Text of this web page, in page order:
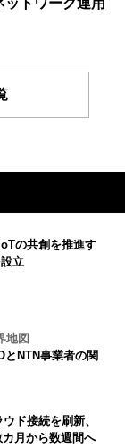
の共創を推進す
立
地図
NTN事業者の関
ド接続を刷新、
月から数週間へ